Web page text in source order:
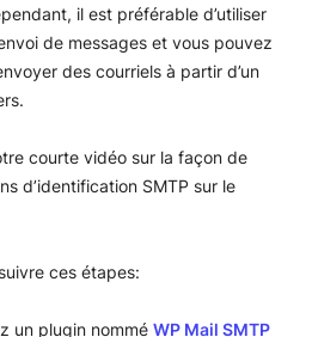
il est préférable d’utiliser
de messages et vous pouvez
des courriels à partir d’un
courte vidéo sur la façon de
d’identification SMTP sur le
ces étapes:
un plugin nommé WP Mail SMTP